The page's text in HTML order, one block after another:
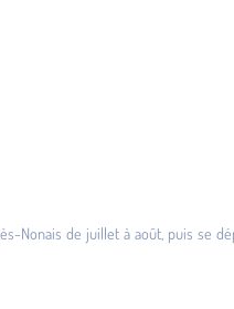
Nonais de juillet à août, puis se